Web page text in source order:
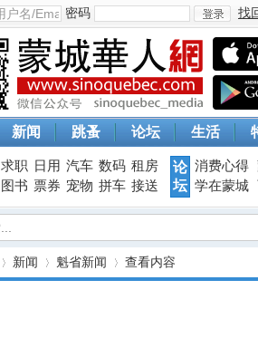
密码
登
录
找
新闻 跳蚤 论坛 生活
求职 日用 汽车 数码 租房
图书 票券 宠物 拼车 接送
论
坛
消费心得
学在蒙城
新闻 魁省新闻 查看内容